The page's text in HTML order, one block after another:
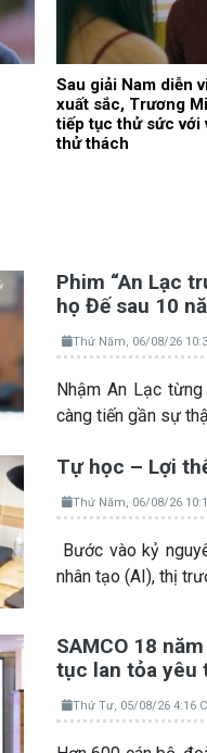
Sau giải Nam diễn
xuất sắc, Trương
tiếp tục thử sức với
thử thách
Phim “An Lạc
họ Đế sau 10
Thứ Năm, 06/08/26
Nhậm An Lạc
càng tiến gần sự
Tự học – Lợi
Thứ Năm, 06/08/26
Bước vào kỷ
nhân tạo (AI), thị
SAMCO 18
tục lan tỏa yêu
Thứ Tư, 05/08/26 4:16